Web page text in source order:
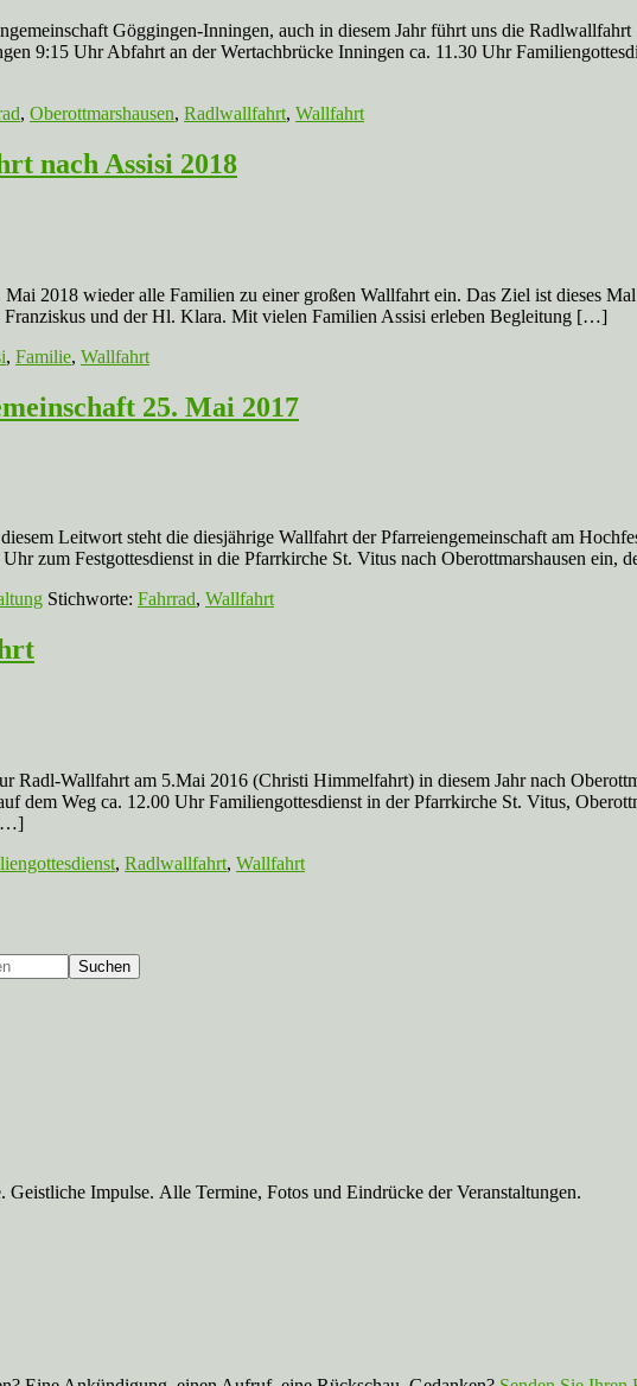
Göggingen-Inningen, auch in diesem Jahr führt uns die
9:15 Uhr Abfahrt an der Wertachbrücke Inningen ca. 11.30 Uhr
, Oberottmarshausen, Radlwallfahrt, Wallfahrt
nach Assisi 2018
2018 wieder alle Familien zu einer großen Wallfahrt ein. Das Ziel ist dieses
Franziskus und der Hl. Klara. Mit vielen Familien Assisi erleben Begleitung […]
, Familie, Wallfahrt
25. Mai 2017
Leitwort steht die diesjährige Wallfahrt der Pfarreiengemeinschaft am
zum Festgottesdienst in die Pfarrkirche St. Vitus nach Oberottmarshausen
Stichworte: Fahrrad, Wallfahrt
Radl-Wallfahrt am 5.Mai 2016 (Christi Himmelfahrt) in diesem Jahr nach
dem Weg ca. 12.00 Uhr Familiengottesdienst in der Pfarrkirche St. Vitus,
[…]
, Radlwallfahrt, Wallfahrt
Geistliche Impulse. Alle Termine, Fotos und Eindrücke der Veranstaltungen.